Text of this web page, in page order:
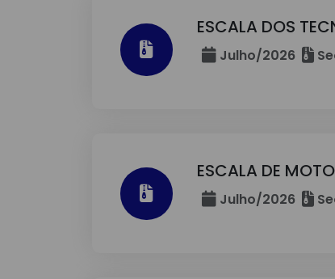
ESCALA DOS
Julho/2026
ESCALA DE
Julho/2026